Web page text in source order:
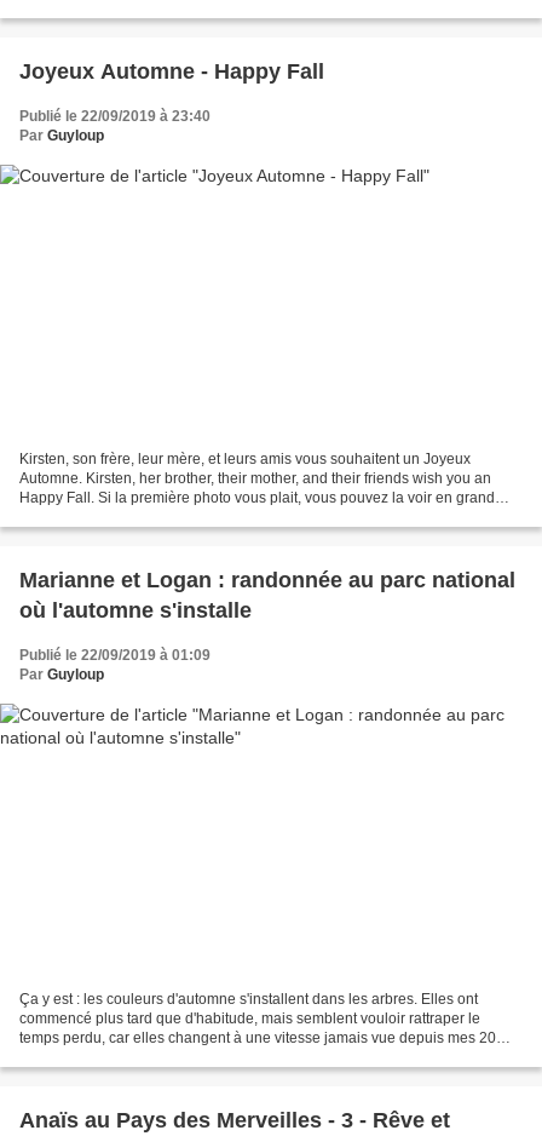
Joyeux Automne - Happy Fall
Publié le 22/09/2019 à 23:40
Par Guyloup
Kirsten, son frère, leur mère, et leurs amis vous souhaitent un Joyeux
Automne. Kirsten, her brother, their mother, and their friends wish you an
Happy Fall. Si la première photo vous plait, vous pouvez la voir en grand
Marianne et Logan : randonnée au parc national
où l'automne s'installe
Publié le 22/09/2019 à 01:09
Par Guyloup
Ça y est : les couleurs d'automne s'installent dans les arbres. Elles ont
commencé plus tard que d'habitude, mais semblent vouloir rattraper le
temps perdu, car elles changent à une vitesse jamais vue depuis mes 20
Anaïs au Pays des Merveilles - 3 - Rêve et